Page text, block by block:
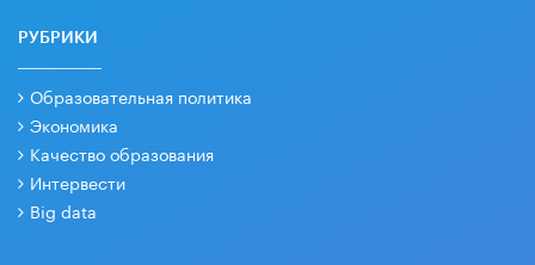
РУБРИКИ
Образовательная политика
Экономика
Качество образования
Интервести
Big data